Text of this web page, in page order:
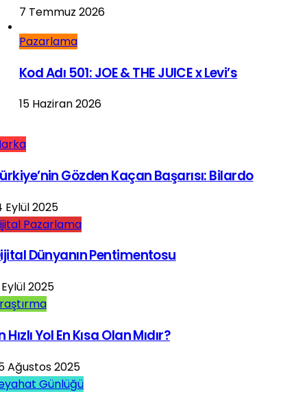
7 Temmuz 2026
Pazarlama
Kod Adı 501: JOE & THE JUICE x Levi’s
15 Haziran 2026
Gözden Kaçan Başarısı: Bilardo
Eylül 2025
Pazarlama
Dünyanın Pentimentosu
2025
Hızlı Yol En Kısa Olan Mıdır?
Ağustos 2025
Günlüğü